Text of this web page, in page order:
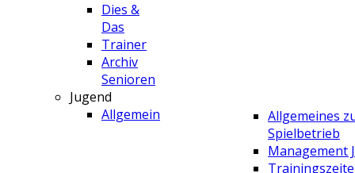
Dies &
Das
Trainer
Archiv
Senioren
Jugend
Allgemein
Allgemeines
Spielbetrieb
Management